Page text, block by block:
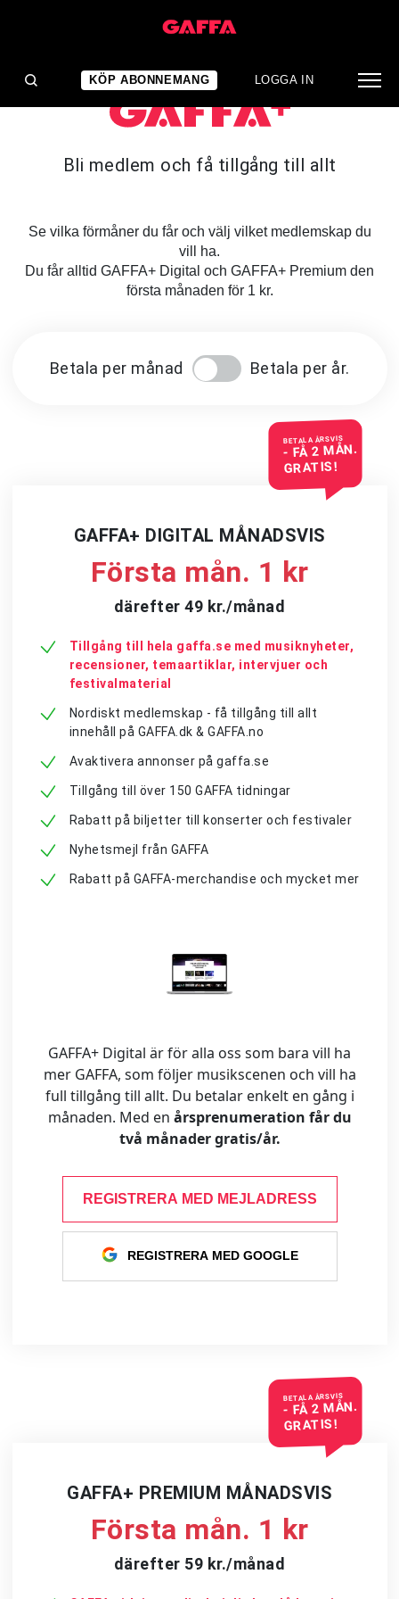
KÖP ABONNEMANG LOGGA IN
Bli medlem och få tillgång till allt
Se vilka förmåner du får och välj vilket medlemskap du
vill ha.
Du får alltid GAFFA+ Digital och GAFFA+ Premium den
första månaden för 1 kr.
Betala per månad Betala per år.
BETALA ÅRSVIS
- FÅ 2 MÅN.
GRATIS!
GAFFA+ DIGITAL MÅNADSVIS
Första mån. 1 kr
därefter 49 kr./månad
Tillgång till hela gaffa.se med musiknyheter,
recensioner, temaartiklar, intervjuer och
festivalmaterial
Nordiskt medlemskap - få tillgång till allt
innehåll på GAFFA.dk & GAFFA.no
Avaktivera annonser på gaffa.se
Tillgång till över 150 GAFFA tidningar
Rabatt på biljetter till konserter och festivaler
Nyhetsmejl från GAFFA
Rabatt på GAFFA-merchandise och mycket mer
GAFFA+ Digital är för alla oss som bara vill ha
mer GAFFA, som följer musikscenen och vill ha
full tillgång till allt. Du betalar enkelt en gång i
månaden. Med en årsprenumeration får du
två månader gratis/år.
REGISTRERA MED MEJLADRESS
REGISTRERA MED GOOGLE
BETALA ÅRSVIS
- FÅ 2 MÅN.
GRATIS!
GAFFA+ PREMIUM MÅNADSVIS
Första mån. 1 kr
därefter 59 kr./månad